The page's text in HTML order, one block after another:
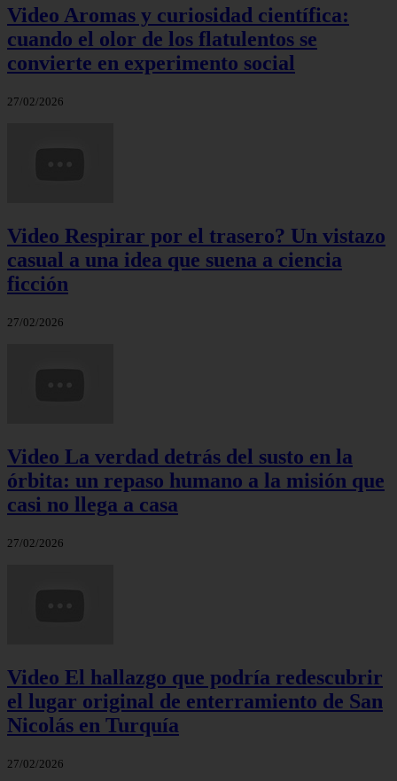
Video Aromas y curiosidad científica:
cuando el olor de los flatulentos se
convierte en experimento social
27/02/2026
Video Respirar por el trasero? Un vistazo
casual a una idea que suena a ciencia
ficción
27/02/2026
Video La verdad detrás del susto en la
órbita: un repaso humano a la misión que
casi no llega a casa
27/02/2026
Video El hallazgo que podría redescubrir
el lugar original de enterramiento de San
Nicolás en Turquía
27/02/2026